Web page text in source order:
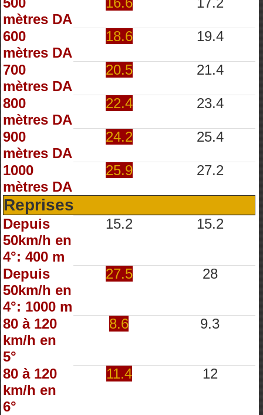
mètres DA
600
mètres DA
18.6 19.4
700
mètres DA
20.5 21.4
800
mètres DA
22.4 23.4
900
mètres DA
24.2 25.4
1000
mètres DA
25.9 27.2
Reprises
Depuis
50km/h en
4°: 400 m
15.2 15.2
Depuis
50km/h en
4°: 1000 m
27.5 28
80 à 120
km/h en
5°
8.6 9.3
80 à 120
km/h en
6°
11.4 12